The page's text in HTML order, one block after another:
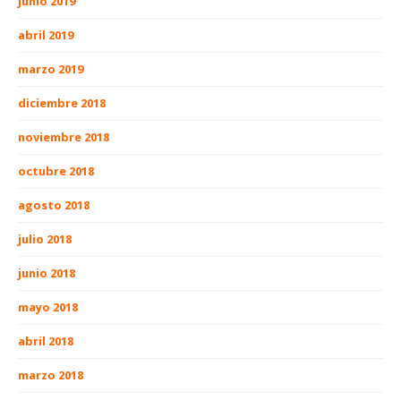
abril 2019
marzo 2019
diciembre 2018
noviembre 2018
octubre 2018
agosto 2018
julio 2018
junio 2018
mayo 2018
abril 2018
marzo 2018